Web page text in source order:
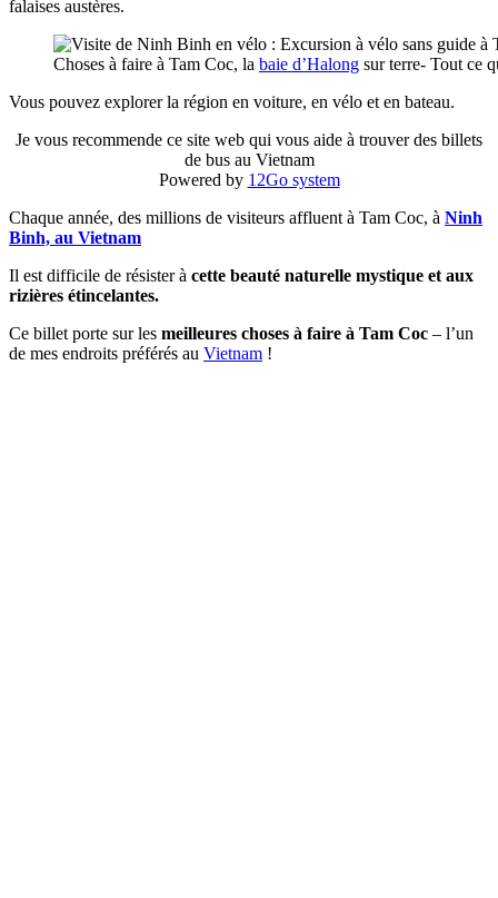
falaises austères.
Choses à faire à Tam Coc, la baie d’Halong sur terre- Tout ce
Vous pouvez explorer la région en voiture, en vélo et en bateau.
Je vous recommende ce site web qui vous aide à trouver des billets
de bus au Vietnam
Powered by 12Go system
Chaque année, des millions de visiteurs affluent à Tam Coc, à Ninh
Binh, au Vietnam
Il est difficile de résister à cette beauté naturelle mystique et aux
rizières étincelantes.
Ce billet porte sur les meilleures choses à faire à Tam Coc – l’un
de mes endroits préférés au Vietnam !